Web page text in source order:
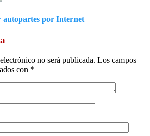
autopartes por Internet
no será publicada. Los campos
con *